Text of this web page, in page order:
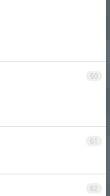
60
61
62